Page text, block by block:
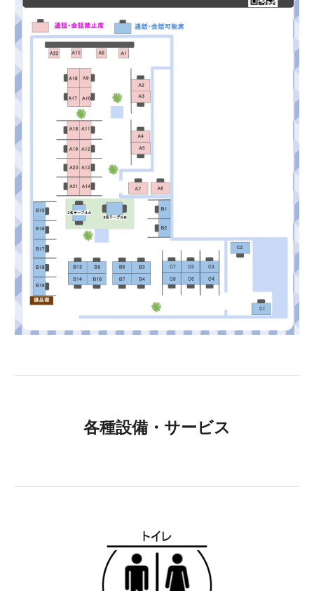
各種設備・サービス